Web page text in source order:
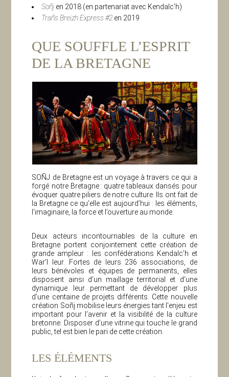
Soñj en 2018 (en partenariat avec Kendalc’h)
Trañs Breizh Express #2 en 2019
QUE SOUFFLE L’ESPRIT
DE LA BRETAGNE
SOÑJ de Bretagne est un voyage à travers ce qui a
forgé notre Bretagne : quatre tableaux dansés pour
évoquer quatre piliers de notre culture. Ils ont fait de
la Bretagne ce qu’elle est aujourd’hui : les éléments,
l’imaginaire, la force et l’ouverture au monde.
Deux acteurs incontournables de la culture en
Bretagne portent conjointement cette création de
grande ampleur : les confédérations Kendalc’h et
War’l leur. Fortes de leurs 236 associations, de
leurs bénévoles et équipes de permanents, elles
disposent ainsi d’un maillage territorial et d’une
dynamique leur permettant de développer plus
d’une centaine de projets différents. Cette nouvelle
création Soñj mobilise leurs énergies tant l’enjeu est
important pour l’avenir et la visibilité de la culture
bretonne. Disposer d’une vitrine qui touche le grand
public, tel est bien le pari de cette création.
LES ÉLÉMENTS